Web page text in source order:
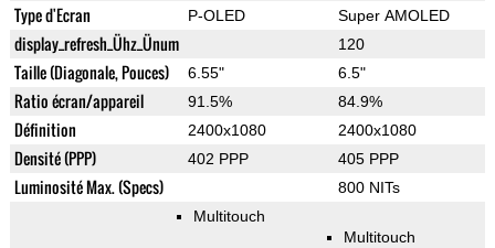
Type d'Ecran P-OLED Super AMOLED
display_refresh_Ühz_Ünum 120
Taille (Diagonale, Pouces) 6.55" 6.5"
Ratio écran/appareil 91.5% 84.9%
Définition 2400x1080 2400x1080
Densité (PPP) 402 PPP 405 PPP
Luminosité Max. (Specs) 800 NITs
Multitouch
Multitouch